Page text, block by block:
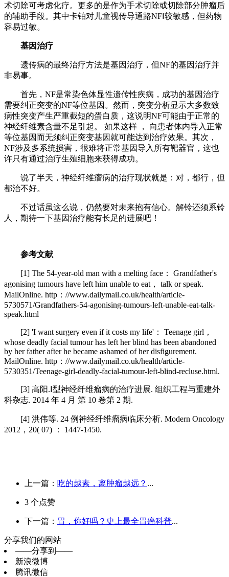
术切除可考虑化疗。更多的是作为手术切除或切除部分肿瘤后
的辅助手段。其中卡铂对儿童视传导通路NFⅠ较敏感，但药物
容易过敏。
基因治疗
遗传病的最终治疗方法是基因治疗，但NF的基因治疗并
非易事。
首先，NF是常染色体显性遗传性疾病，成功的基因治疗
需要纠正突变的NF等位基因。然而，突变分析显示大多数致
病性突变产生严重截短的蛋白质，这说明NF可能由于正常的
神经纤维素含量不足引起。 如果这样 ， 向患者体内导入正常
等位基因而无须纠正突变基因就可能达到治疗效果。其次，
NF涉及多系统损害，很难将正常基因导入所有靶器官，这也
许只有通过治疗生殖细胞来获得成功。
说了半天，神经纤维瘤病的治疗现状就是：对，都行，但
都治不好。
不过话虽这么说，仍然要对未来抱有信心。解铃还须系铃
人，期待一下基因治疗能有长足的进展吧！
参考文献
[1] The 54-year-old man with a melting face： Grandfather's
agonising tumours have left him unable to eat， talk or speak.
MailOnline. http：//www.dailymail.co.uk/health/article-
5730571/Grandfathers-54-agonising-tumours-left-unable-eat-talk-
speak.html
[2] 'I want surgery even if it costs my life'： Teenage girl，
whose deadly facial tumour has left her blind has been abandoned
by her father after he became ashamed of her disfigurement.
MailOnline. http：//www.dailymail.co.uk/health/article-
5730351/Teenage-girl-deadly-facial-tumour-left-blind-recluse.html.
[3] 高阳.Ⅰ型神经纤维瘤病的治疗进展. 组织工程与重建外
科杂志. 2014 年 4 月 第 10 卷第 2 期.
[4] 洪伟等. 24 例神经纤维瘤病临床分析. Modern Oncology
2012，20( 07) ： 1447-1450.
上一篇： 吃的越素，离肿瘤越远？ ...
3 个点赞
下一篇： 胃，你好吗？史上最全胃癌科普...
分享我们的网站
——分享到——
新浪微博
腾讯微信